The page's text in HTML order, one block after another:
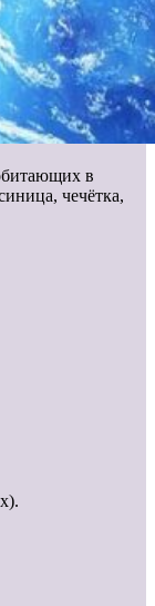
в
чечётка,